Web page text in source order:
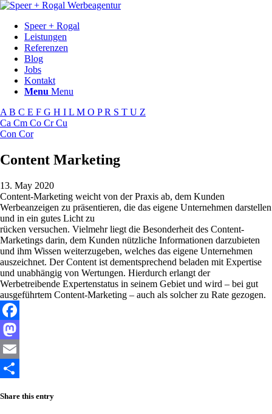
Speer + Rogal
Leistungen
Referenzen
Blog
Jobs
Kontakt
Menu Menu
A B C E F G H I L M O PR S T U Z
Ca Cm Co CrCu
Con Cor
Content Marketing
13. May 2020
Content-Marketing weicht von der Praxis ab, dem Kunden
Werbeanzeigen zu präsentieren, die das eigene Unternehmen darstellen
und in ein gutes Licht zu
rücken versuchen. Vielmehr liegt die Besonderheit des Content-
Marketings darin, dem Kunden nützliche Informationen darzubieten
und ihm Wissen weiterzugeben, welches das eigene Unternehmen
auszeichnet. Der Content ist dementsprechend beladen mit Expertise
und unabhängig von Wertungen. Hierdurch erlangt der
Werbetreibende Expertenstatus in seinem Gebiet und wird – bei gut
ausgeführtem Content-Marketing – auch als solcher zu Rate gezogen.
Facebook
Mastodon
Email
Share this entry